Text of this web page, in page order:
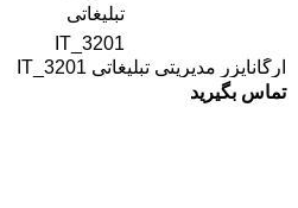
ارگانایزر مدیریتی تبلیغاتی IT_3201
تماس بگیرید